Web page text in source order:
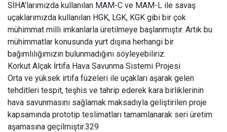
SİHA’larımızda kullanılan MAM-C ve MAM-L ile savaş
uçaklarımızda kullanılan HGK, LGK, KGK gibi bir çok
mühimmat milli imkanlarla üretilmeye başlanmıştır. Artık bu
mühimmatlar konusunda yurt dışına herhangi bir
bağımlılığımızın bulunmadığını söyleyebiliriz.
Korkut Alçak İrtifa Hava Savunma Sistemi Projesi
Orta ve yüksek irtifa füzeleri ile uçakları aşarak gelen
tehditleri tespit, teşhis ve tahrip ederek kara birliklerinin
hava savunmasını sağlamak maksadıyla geliştirilen proje
kapsamında prototip teslimatları tamamlanarak seri üretim
aşamasına geçilmiştir.329